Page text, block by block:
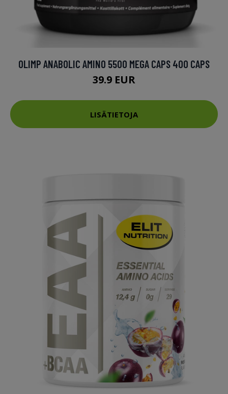
OLIMP ANABOLIC AMINO 5500 MEGA CAPS 400 CAPS
39.9 EUR
LISÄTIETOJA